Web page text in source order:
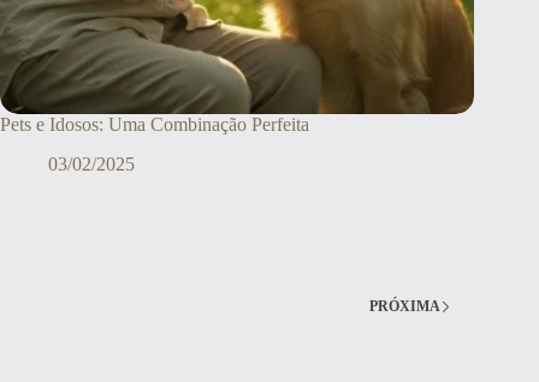
Pets e Idosos: Uma Combinação Perfeita
03/02/2025
PRÓXIMA